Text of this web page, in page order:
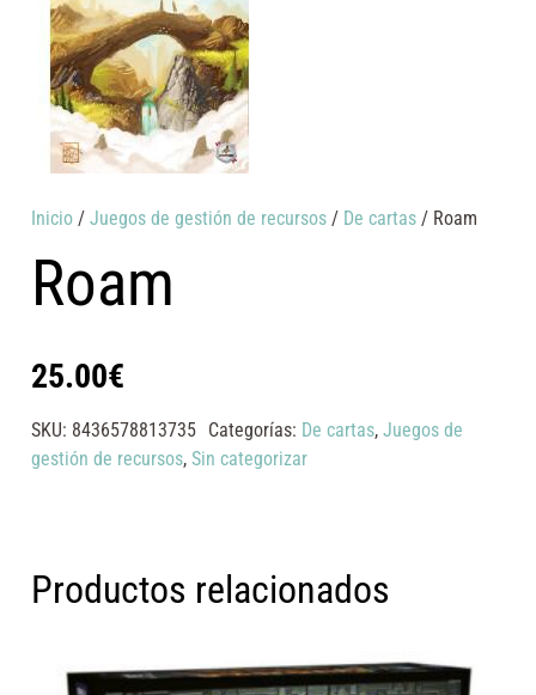
Inicio /Juegos de gestión de recursos / De cartas / Roam
Roam
25.00€
SKU: 8436578813735 Categorías: De cartas, Juegos de
gestión de recursos,Sin categorizar
Productos relacionados